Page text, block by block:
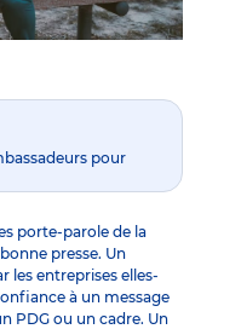
pour
porte-parole de la
presse. Un
les entreprises elles-
à un message
PDG ou un cadre. Un